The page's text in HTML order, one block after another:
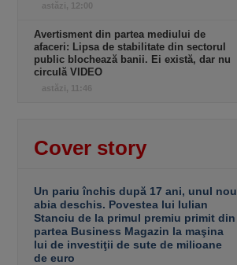
astăzi, 12:00
Avertisment din partea mediului de
afaceri: Lipsa de stabilitate din sectorul
public blochează banii. Ei există, dar nu
circulă VIDEO
astăzi, 11:46
Cover story
Un pariu închis după 17 ani, unul nou
abia deschis. Povestea lui Iulian
Stanciu de la primul premiu primit din
partea Business Magazin la maşina
lui de investiţii de sute de milioane
de euro